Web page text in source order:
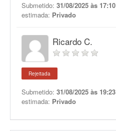
Submetido: 31/08/2025 às 17:10
estimada: Privado
Ricardo C.
Rejeitada
Submetido: 31/08/2025 às 19:23
estimada: Privado